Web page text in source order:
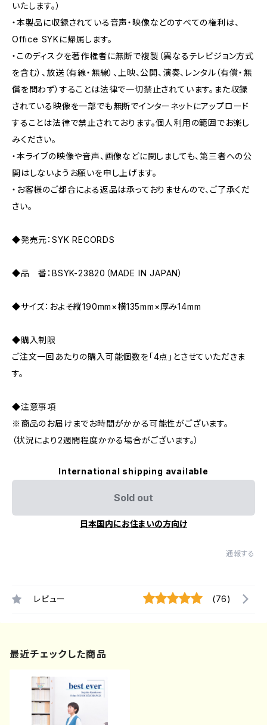
いたします。）
・本製品に収録されている音声・映像などのすべての権利は、
Office SYKに帰属します。
・このディスクを著作権者に無断で複製（異なるテレビジョン方式
を含む）、放送（有線・無線）、上映、公開、演奏、レンタル（有償・無
償を問わず）することは法律で一切禁止されています。また収録
されている映像を一部でも無断でインターネットにアップロード
することは法律で禁止されております。個人利用の範囲でお楽し
みください。
・本ライブの映像や音声、画像などに関しましても、第三者への公
開はしないようお願いを申し上げます。
・お客様のご都合による返品は承っておりませんので、ご了承くだ
さい。
◆発売元：SYK RECORDS
◆品 番：BSYK-23820（MADE IN JAPAN）
◆サイズ：およそ縦190mm×横135mm×厚み14mm
◆購入制限
ご注文一回あたりの購入可能個数を「4点」とさせていただきま
す。
◆注意事項
※商品のお届けまでお時間がかかる可能性がございます。
（状況により2週間程度かかる場合がございます。）
International shipping available
Sold out
日本国内にお住まいの方向け
通報する
レビュー (76)
最近チェックした商品